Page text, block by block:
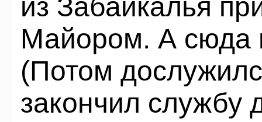
из Забайкалья
Майором. А сюда
(Потом
закончил службу